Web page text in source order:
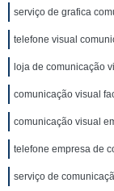
serviço de grafica
telefone visual
loja de comunicação
comunicação visual
comunicação visual
telefone empresa de
serviço de